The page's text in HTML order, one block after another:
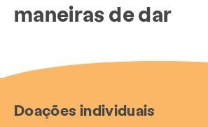
maneiras de dar
Doações individuais